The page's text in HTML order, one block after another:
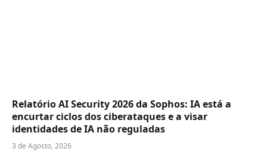
Relatório AI Security 2026 da Sophos: IA está a
encurtar ciclos dos ciberataques e a visar
identidades de IA não reguladas
3 de Agosto, 2026